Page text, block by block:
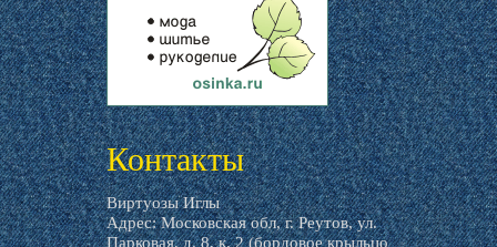
livemaster.ru
Контакты
Виртуозы Иглы
Адрес: Московская обл, г. Реутов, ул.
Парковая, д. 8, к. 2 (бордовое крыльцо